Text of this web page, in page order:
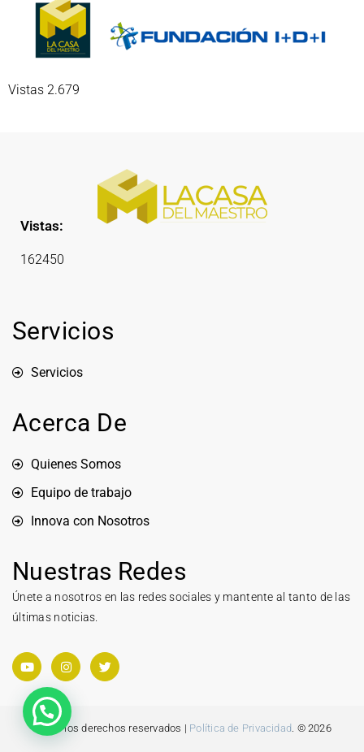
Vistas 2.679
Vistas:
162450
Servicios
Servicios
Acerca De
Quienes Somos
Equipo de trabajo
Innova con Nosotros
Nuestras Redes
Únete a nosotros en las redes sociales y mantente al tanto de las
últimas noticias.
Todos los derechos reservados | Política de Privacidad. © 2026